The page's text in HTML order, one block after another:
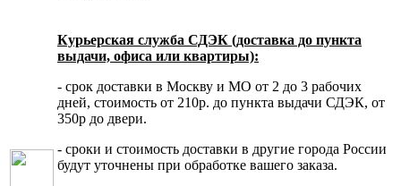
Курьерская служба СДЭК (доставка до пункта
выдачи, офиса или квартиры):
- срок доставки в Москву и МО от 2 до 3 рабочих
дней, стоимость от 210р. до пункта выдачи СДЭК, от
350р до двери.
- сроки и стоимость доставки в другие города России
будут уточнены при обработке вашего заказа.